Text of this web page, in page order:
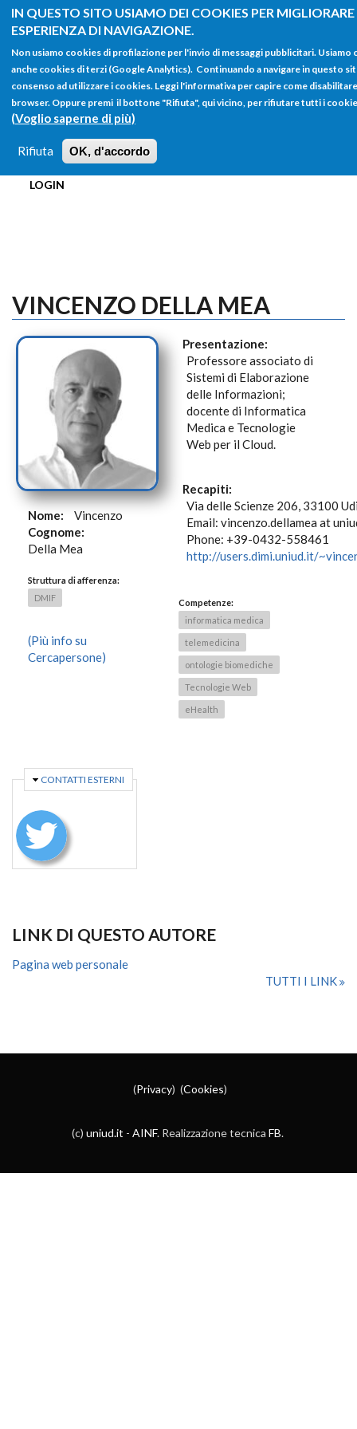
IN QUESTO SITO USIAMO DEI COOKIES PER
ESPERIENZA DI NAVIGAZIONE.
Non usiamo cookies di profilazione per l'invio di messaggi pubblicitari. Usiamo
anche cookies di terzi (Google Analytics). Continuando a navigare in questo
consenso ad utilizzare i cookies. Leggi l'informativa per capire come
browser. Oppure premi il bottone "Rifiuta", qui vicino, per rifiutare tutti i
(Voglio saperne di più)
Rifiuta OK, d'accordo
Salta al contenuto principale
FORM
DI
RICERCA
Main menu
HOME TUTTI I PROFILI
LOGIN
VINCENZO DELLA MEA
Nome:
Vincenzo
Cognome:
Della Mea
Struttura di afferenza:
DMIF
(Più info su
Cercapersone)
Presentazione:
Professore associato di
Sistemi di Elaborazione
delle Informazioni;
docente di Informatica
Medica e Tecnologie
Web per il Cloud.
Recapiti:
Via delle Scienze 206, 33100
Email: vincenzo.dellamea at
Phone: +39-0432-558461
http://users.dimi.uniud.it/
Competenze:
informatica medica
telemedicina
ontologie biomediche
Tecnologie Web
eHealth
NASCONDI
CONTATTI ESTERNI
LINK DI QUESTO AUTORE
Pagina web personale
TUTTI I LINK
(Privacy) (Cookies)
(c) uniud.it - AINF. Realizzazione tecnica FB.